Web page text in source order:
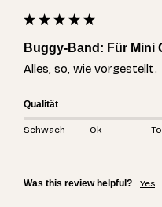
Buggy-Band: Für Mini
Alles, so, wie vorgestellt.
Qualität
Schwach Ok
Was this review helpful? Yes